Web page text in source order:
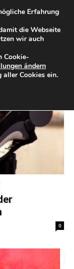
0
Erfahrung
die Webseite
wir auch
Cookie-
ändern
Cookies ein.